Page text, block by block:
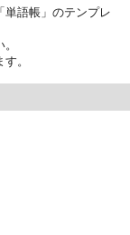
単語帳」のテンプレ
。